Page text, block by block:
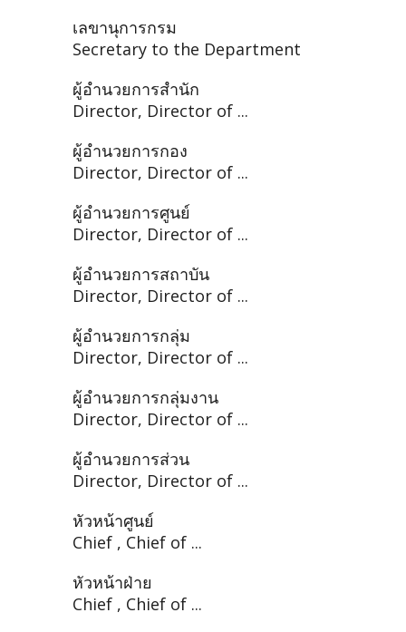
เลขานุการกรม
Secretary to the Department
ผู้อำนวยการสำนัก
Director, Director of ...
ผู้อำนวยการกอง
Director, Director of ...
ผู้อำนวยการศูนย์
Director, Director of ...
ผู้อำนวยการสถาบัน
Director, Director of ...
ผู้อำนวยการกลุ่ม
Director, Director of ...
ผู้อำนวยการกลุ่มงาน
Director, Director of ...
ผู้อำนวยการส่วน
Director, Director of ...
หัวหน้าศูนย์
Chief , Chief of ...
หัวหน้าฝ่าย
Chief , Chief of ...